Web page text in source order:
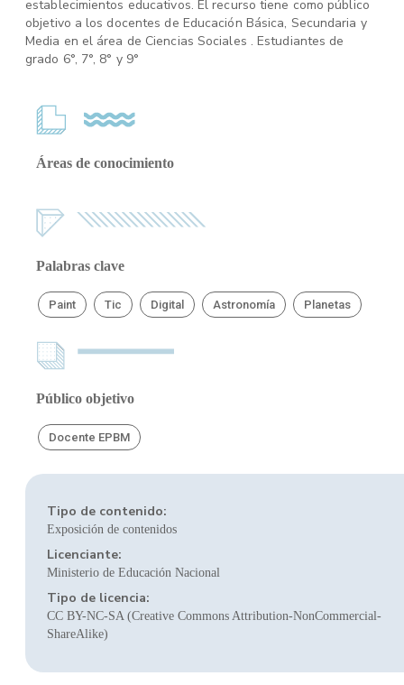
establecimientos educativos. El recurso tiene como público
objetivo a los docentes de Educación Básica, Secundaria y
Media en el área de Ciencias Sociales . Estudiantes de
grado 6°, 7°, 8° y 9°
Áreas de conocimiento
Palabras clave
Paint Tic Digital Astronomía Planetas
Público objetivo
Docente EPBM
Tipo de contenido:
Exposición de contenidos
Licenciante:
Ministerio de Educación Nacional
Tipo de licencia:
CC BY-NC-SA (Creative Commons Attribution-NonCommercial-
ShareAlike)